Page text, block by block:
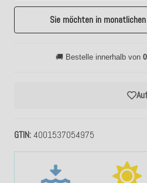
GTIN 4001537054975
Sie möchten in
🚚 Bestelle innerhalb von